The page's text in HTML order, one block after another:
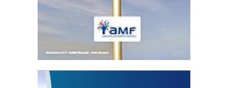
Statut de l’élu local
3 avril 2024